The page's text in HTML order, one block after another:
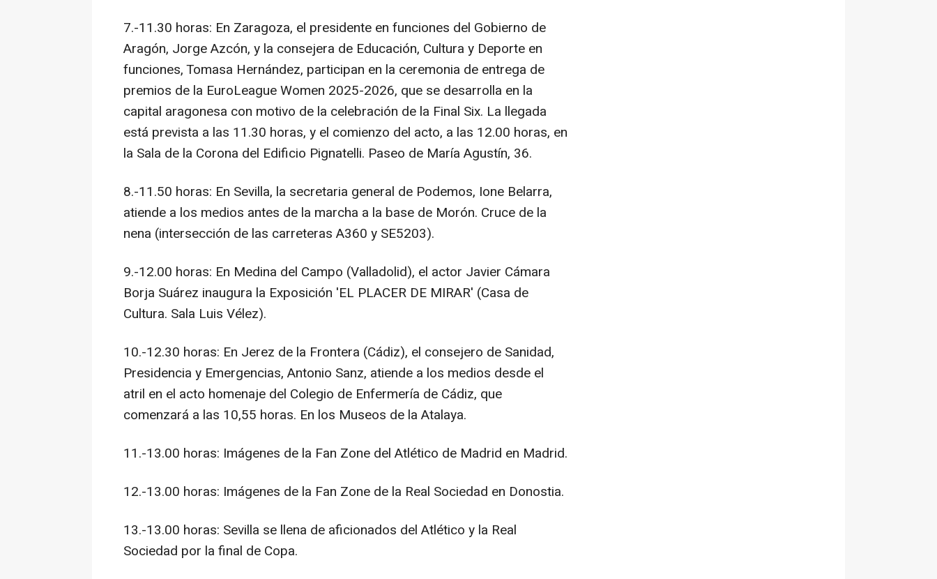
7.-11.30 horas: En Zaragoza, el presidente en funciones del Gobierno de
Aragón, Jorge Azcón, y la consejera de Educación, Cultura y Deporte en
funciones, Tomasa Hernández, participan en la ceremonia de entrega de
premios de la EuroLeague Women 2025-2026, que se desarrolla en la
capital aragonesa con motivo de la celebración de la Final Six. La llegada
está prevista a las 11.30 horas, y el comienzo del acto, a las 12.00 horas, en
la Sala de la Corona del Edificio Pignatelli. Paseo de María Agustín, 36.
8.-11.50 horas: En Sevilla, la secretaria general de Podemos, Ione Belarra,
atiende a los medios antes de la marcha a la base de Morón. Cruce de la
nena (intersección de las carreteras A360 y SE5203).
9.-12.00 horas: En Medina del Campo (Valladolid), el actor Javier Cámara
Borja Suárez inaugura la Exposición 'EL PLACER DE MIRAR' (Casa de
Cultura. Sala Luis Vélez).
10.-12.30 horas: En Jerez de la Frontera (Cádiz), el consejero de Sanidad,
Presidencia y Emergencias, Antonio Sanz, atiende a los medios desde el
atril en el acto homenaje del Colegio de Enfermería de Cádiz, que
comenzará a las 10,55 horas. En los Museos de la Atalaya.
11.-13.00 horas: Imágenes de la Fan Zone del Atlético de Madrid en Madrid.
12.-13.00 horas: Imágenes de la Fan Zone de la Real Sociedad en Donostia.
13.-13.00 horas: Sevilla se llena de aficionados del Atlético y la Real
Sociedad por la final de Copa.